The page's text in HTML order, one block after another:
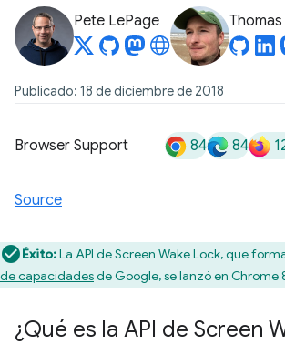
Pete LePage
Publicado: 18 de diciembre de 2018
Browser Support 84 84
Source
Éxito:La API de Screen Wake Lock, que
de capacidadesde Google, se lanzó en Chrome
¿Qué es la API de Screen